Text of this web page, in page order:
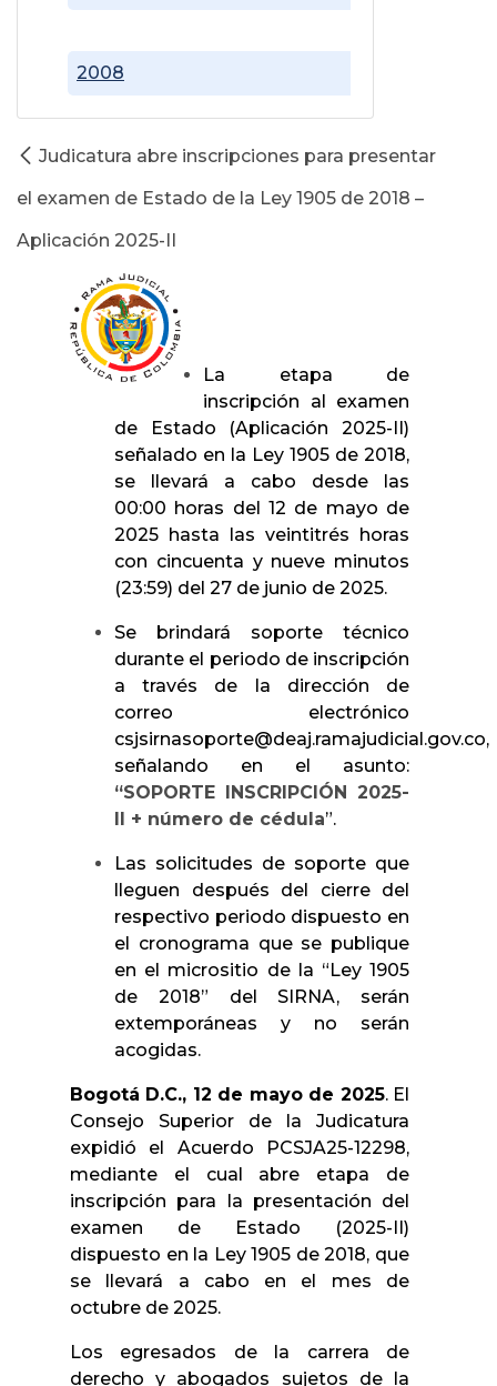
2008
Judicatura abre inscripciones para presentar
el examen de Estado de la Ley 1905 de 2018 –
Aplicación 2025-II
La etapa de
inscripción al examen
de Estado (Aplicación 2025-II)
señalado en la Ley 1905 de 2018,
se llevará a cabo desde las
00:00 horas del 12 de mayo de
2025 hasta las veintitrés horas
con cincuenta y nueve minutos
(23:59) del 27 de junio de 2025.
Se brindará soporte técnico
durante el periodo de inscripción
a través de la dirección de
correo electrónico
csjsirnasoporte@deaj.ramajudicial.gov.co,
señalando en el asunto:
“SOPORTE INSCRIPCIÓN 2025-
II + número de cédula”.
Las solicitudes de soporte que
lleguen después del cierre del
respectivo periodo dispuesto en
el cronograma que se publique
en el micrositio de la “Ley 1905
de 2018” del SIRNA, serán
extemporáneas y no serán
acogidas.
Bogotá D.C., 12 de mayo de 2025. El
Consejo Superior de la Judicatura
expidió el Acuerdo PCSJA25-12298,
mediante el cual abre etapa de
inscripción para la presentación del
examen de Estado (2025-II)
dispuesto en la Ley 1905 de 2018, que
se llevará a cabo en el mes de
octubre de 2025.
Los egresados de la carrera de
derecho y abogados sujetos de la